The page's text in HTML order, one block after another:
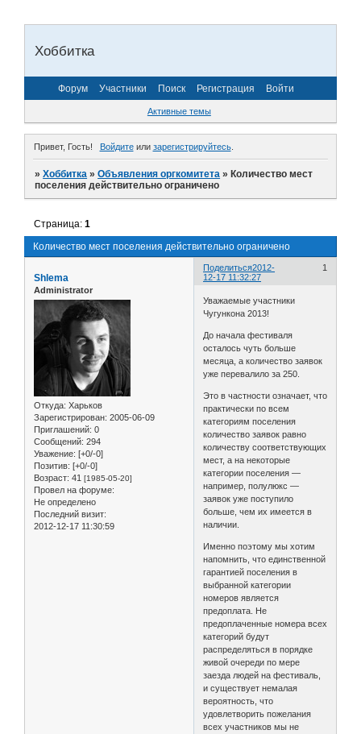
Хоббитка
Форум Участники Поиск Регистрация Войти
Активные темы
Привет, Гость! Войдитеили зарегистрируйтесь.
»Хоббитка »Объявления оргкомитета »Количество мест
поселения действительно ограничено
Количество мест поселения действительно ограничено
Страница:1
Поделиться 1
2012-
12-17 11:32:27
Shlema
Administrator
Откуда: Харьков
Зарегистрирован: 2005-06-09
Приглашений: 0
Сообщений: 294
Уважение: [+0/-0]
Позитив: [+0/-0]
Возраст: 41 [1985-05-20]
Провел на форуме:
Не определено
Последний визит:
2012-12-17 11:30:59
Уважаемые участники
Чугункона 2013!
До начала фестиваля
осталось чуть больше
месяца, а количество заявок
уже перевалило за 250.
Это в частности означает, что
практически по всем
категориям поселения
количество заявок равно
количеству соответствующих
мест, а на некоторые
категории поселения —
например, полулюкс —
заявок уже поступило
больше, чем их имеется в
наличии.
Именно поэтому мы хотим
напомнить, что единственной
гарантией поселения в
выбранной категории
номеров является
предоплата. Не
предоплаченные номера всех
категорий будут
распределяться в порядке
живой очереди по мере
заезда людей на фестиваль,
и существует немалая
вероятность, что
удовлетворить пожелания
всех участников мы не